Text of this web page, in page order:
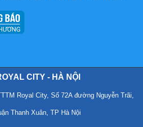
CITY - HÀ NỘI
Royal City, Số 72A đường Nguyễn Trãi,
Thanh Xuân, TP Hà Nội